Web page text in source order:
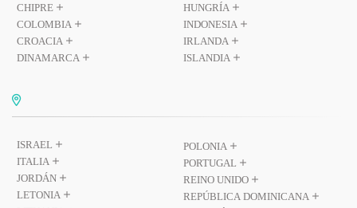
CHIPRE
COLOMBIA
CROACIA
DINAMARCA
HUNGRÍA
INDONESIA
IRLANDA
ISLANDIA
ISRAEL
ITALIA
JORDÁN
LETONIA
POLONIA
PORTUGAL
REINO UNIDO
REPÚBLICA DOMINICANA